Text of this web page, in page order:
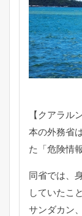
【クアラ
本の外務省
た「 危険情
同省では、
していたこ
サンダカン、